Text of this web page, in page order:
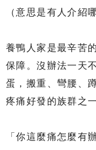
（意思是有人介紹
養鴨人家是最辛苦
保障。沒辦法一天
蛋，搬重、彎腰、
疼痛好發的族群之一
「你這麼痛怎麼有